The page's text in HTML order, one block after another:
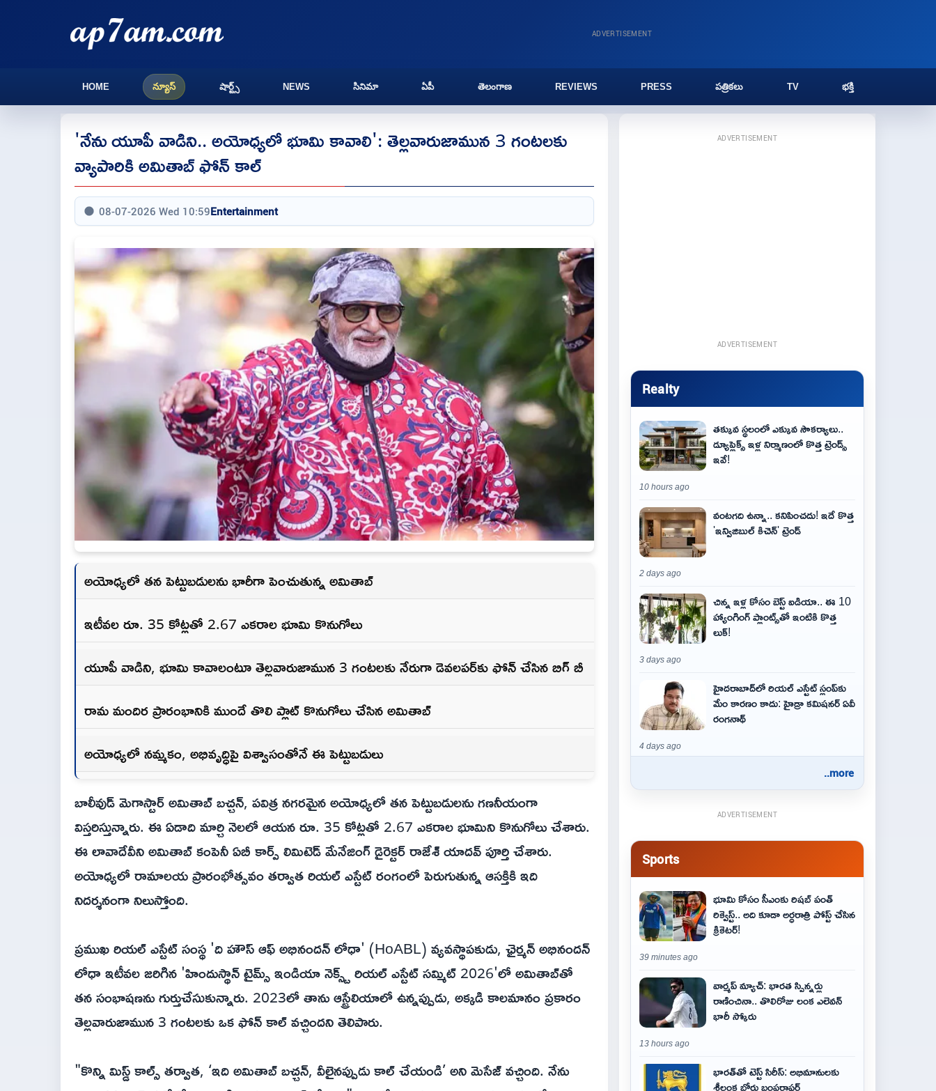
ADVERTISEMENT
HOME న్యూస్ షార్ట్స్ NEWS సినిమా ఏపీ తెలంగాణ REVIEWS PRESS పత్రికలు TV భక్తి
'నేను యూపీ వాడిని.. అయోధ్యలో భూమి కావాలి': తెల్లవారుజామున 3 గంటలకు
వ్యాపారికి అమితాబ్ ఫోన్ కాల్
08-07-2026 Wed 10:59Entertainment
అయోధ్యలో తన పెట్టుబడులను భారీగా పెంచుతున్న అమితాబ్
ఇటీవల రూ. 35 కోట్లతో 2.67 ఎకరాల భూమి కొనుగోలు
యూపీ వాడిని, భూమి కావాలంటూ తెల్లవారుజామున 3 గంటలకు నేరుగా డెవలపర్‌కు ఫోన్ చేసిన బిగ్ బీ
రామ మందిర ప్రారంభానికి ముందే తొలి ప్లాట్ కొనుగోలు చేసిన అమితాబ్
అయోధ్యలో నమ్మకం, అభివృద్ధిపై విశ్వాసంతోనే ఈ పెట్టుబడులు
బాలీవుడ్ మెగాస్టార్ అమితాబ్ బచ్చన్, పవిత్ర నగరమైన అయోధ్యలో తన పెట్టుబడులను గణనీయంగా
విస్తరిస్తున్నారు. ఈ ఏడాది మార్చి నెలలో ఆయన రూ. 35 కోట్లతో 2.67 ఎకరాల భూమిని కొనుగోలు చేశారు.
ఈ లావాదేవీని అమితాబ్ కంపెనీ ఏబీ కార్ప్ లిమిటెడ్ మేనేజింగ్ డైరెక్టర్ రాజేశ్‌ యాదవ్ పూర్తి చేశారు.
అయోధ్యలో రామాలయ ప్రారంభోత్సవం తర్వాత రియల్ ఎస్టేట్ రంగంలో పెరుగుతున్న ఆసక్తికి ఇది
నిదర్శనంగా నిలుస్తోంది.
ప్రముఖ రియల్ ఎస్టేట్ సంస్థ 'ది హౌస్ ఆఫ్ అభినందన్ లోధా' (HoABL) వ్యవస్థాపకుడు, ఛైర్మన్ అభినందన్
లోధా ఇటీవల జరిగిన 'హిందుస్థాన్ టైమ్స్ ఇండియా నెక్స్ట్ రియల్ ఎస్టేట్ సమ్మిట్ 2026'లో అమితాబ్‌తో
తన సంభాషణను గుర్తుచేసుకున్నారు. 2023లో తాను ఆస్ట్రేలియాలో ఉన్నప్పుడు, అక్కడి కాలమానం ప్రకారం
తెల్లవారుజామున 3 గంటలకు ఒక ఫోన్ కాల్ వచ్చిందని తెలిపారు.
"కొన్ని మిస్డ్ కాల్స్ తర్వాత, ‘ఇది అమితాబ్ బచ్చన్, వీలైనప్పుడు కాల్ చేయండి’ అని మెసేజ్ వచ్చింది. నేను
ADVERTISEMENT
ADVERTISEMENT
Realty
తక్కువ స్థలంలో ఎక్కువ సౌకర్యాలు..
డ్యూప్లెక్స్ ఇళ్ల నిర్మాణంలో కొత్త ట్రెండ్స్
ఇవే!
10 hours ago
వంటగది ఉన్నా.. కనిపించదు! ఇదే కొత్త
'ఇన్విజిబుల్ కిచెన్' ట్రెండ్
2 days ago
చిన్న ఇళ్ల కోసం బెస్ట్ ఐడియా.. ఈ 10
హ్యాంగింగ్ ప్లాంట్స్‌తో ఇంటికి కొత్త
లుక్!
3 days ago
హైదరాబాద్‌లో రియల్ ఎస్టేట్ స్లంప్‌కు
మేం కారణం కాదు: హైడ్రా కమిషనర్ ఏవీ
రంగనాథ్
4 days ago
..more
ADVERTISEMENT
Sports
భూమి కోసం సీఎంకు రిషబ్ పంత్
రిక్వెస్ట్‌.. అది కూడా అర్ధరాత్రి పోస్ట్ చేసిన
క్రికెట‌ర్‌!
39 minutes ago
వార్మప్ మ్యాచ్: భారత స్పిన్నర్లు
రాణించినా.. తొలిరోజు లంక ఎలెవన్
భారీ స్కోరు
13 hours ago
భారత్‌తో టెస్ట్ సిరీస్: అభిమానులకు
శ్రీలంక బోర్డు బంపరాఫర్